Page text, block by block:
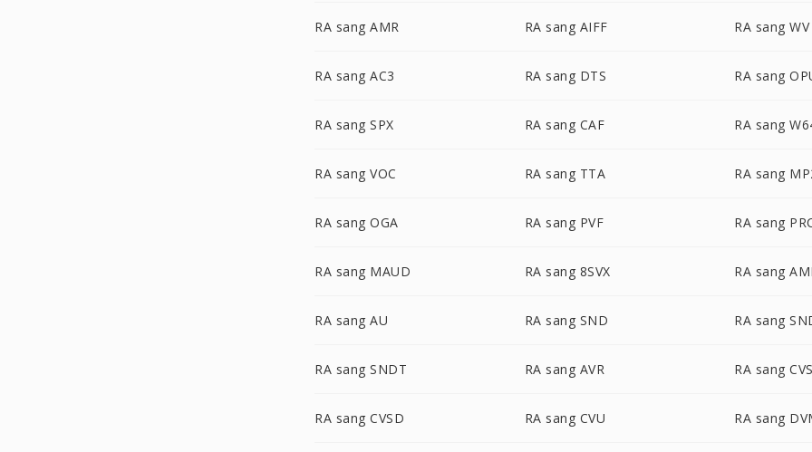
RA sang AMR RA sang AIFF RA sang WV
RA sang AC3 RA sang DTS RA sang
RA sang SPX RA sang CAF RA sang
RA sang VOC RA sang TTA RA sang
RA sang OGA RA sang PVF RA sang
RA sang MAUD RA sang 8SVX RA sang
RA sang AU RA sang SND RA sang
RA sang SNDT RA sang AVR RA sang CVS
RA sang CVSD RA sang CVU RA sang